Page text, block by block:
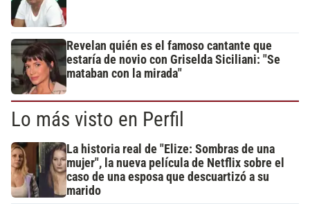
Revelan quién es el famoso cantante que
estaría de novio con Griselda Siciliani: "Se
mataban con la mirada"
Lo más visto en Perfil
La historia real de "Elize: Sombras de una
mujer", la nueva película de Netflix sobre el
caso de una esposa que descuartizó a su
marido